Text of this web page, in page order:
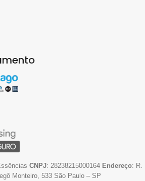
CNPJ: 28238215000164 Endereço: R.
Monteiro, 533 São Paulo – SP